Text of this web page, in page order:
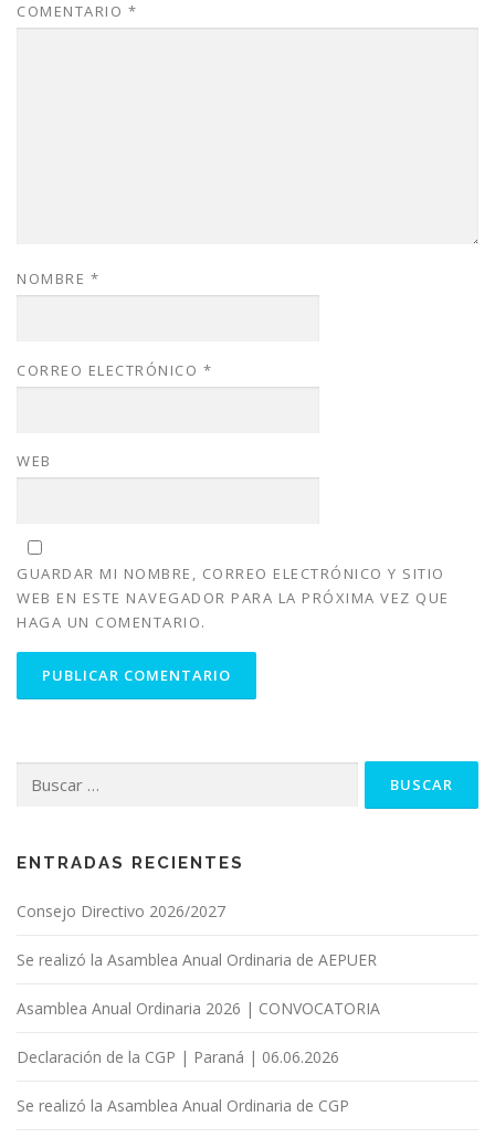
COMENTARIO *
NOMBRE *
CORREO ELECTRÓNICO *
WEB
GUARDAR MI NOMBRE, CORREO ELECTRÓNICO Y SITIO
WEB EN ESTE NAVEGADOR PARA LA PRÓXIMA VEZ QUE
HAGA UN COMENTARIO.
ENTRADAS RECIENTES
Consejo Directivo 2026/2027
Se realizó la Asamblea Anual Ordinaria de AEPUER
Asamblea Anual Ordinaria 2026 | CONVOCATORIA
Declaración de la CGP | Paraná | 06.06.2026
Se realizó la Asamblea Anual Ordinaria de CGP